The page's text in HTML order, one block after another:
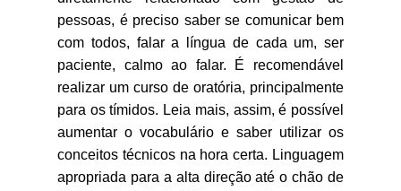
pessoas, é preciso saber se comunicar bem
com todos, falar a língua de cada um, ser
paciente, calmo ao falar. É recomendável
realizar um curso de oratória, principalmente
para os tímidos. Leia mais, assim, é possível
aumentar o vocabulário e saber utilizar os
conceitos técnicos na hora certa. Linguagem
apropriada para a alta direção até o chão de